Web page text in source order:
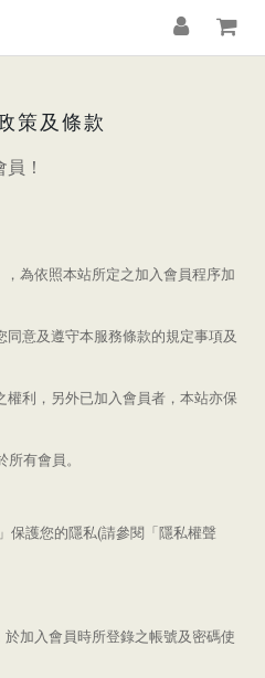
策及條款
！
為依照本站所定之加入會員程序加
意及遵守本服務條款的規定事項及
權利，另外已加入會員者，本站亦保
有會員。
保護您的隱私(請參閱「隱私權聲
加入會員時所登錄之帳號及密碼使